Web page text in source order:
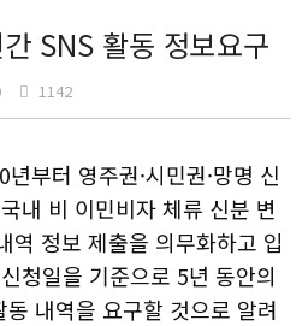
SNS 활동 정보요구
1142
부터 영주권·시민권·망명 신
내 비 이민비자 체류 신분 변
역 정보 제출을 의무화하고 입
청일을 기준으로 5년 동안의
내역을 요구할 것으로 알려